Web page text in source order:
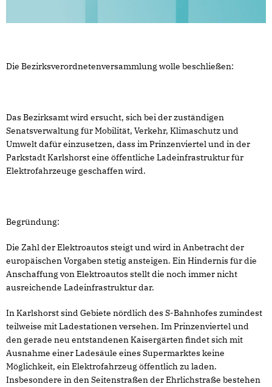
Die Bezirksverordnetenversammlung wolle beschließen:
Das Bezirksamt wird ersucht, sich bei der zuständigen
Senatsverwaltung für Mobilität, Verkehr, Klimaschutz und
Umwelt dafür einzusetzen, dass im Prinzenviertel und in der
Parkstadt Karlshorst eine öffentliche Ladeinfrastruktur für
Elektrofahrzeuge geschaffen wird.
Begründung:
Die Zahl der Elektroautos steigt und wird in Anbetracht der
europäischen Vorgaben stetig ansteigen. Ein Hindernis für die
Anschaffung von Elektroautos stellt die noch immer nicht
ausreichende Ladeinfrastruktur dar.
In Karlshorst sind Gebiete nördlich des S-Bahnhofes zumindest
teilweise mit Ladestationen versehen. Im Prinzenviertel und
den gerade neu entstandenen Kaisergärten findet sich mit
Ausnahme einer Ladesäule eines Supermarktes keine
Möglichkeit, ein Elektrofahrzeug öffentlich zu laden.
Insbesondere in den Seitenstraßen der Ehrlichstraße bestehen